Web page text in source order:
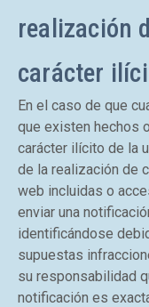
realización
carácter
En el caso de que
que existen hechos
carácter ilícito de la
de la realización de
web incluidas o
enviar una
identificándose
supuestas
su responsabilidad
notificación es